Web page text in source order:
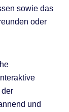
sowie das
oder
und